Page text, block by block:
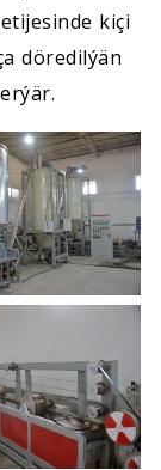
kiçi
döredilýän